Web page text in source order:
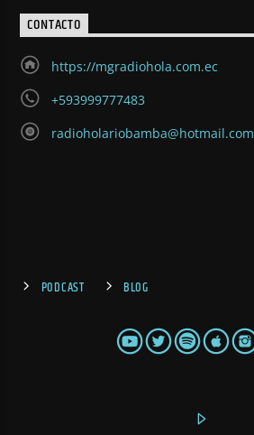
CONTACTO
https://mgradiohola.com.ec
+593999777483
radioholariobamba@hotmail.com
PODCAST BLOG